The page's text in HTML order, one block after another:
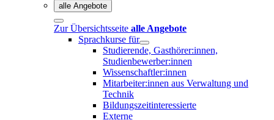
alle Angebote
Zur Übersichtsseite alle Angebote
Sprachkurse für
Studierende, Gasthörer:innen,
Studienbewerber:innen
Wissenschaftler:innen
Mitarbeiter:innen aus Verwaltung und
Technik
Bildungszeitinteressierte
Externe